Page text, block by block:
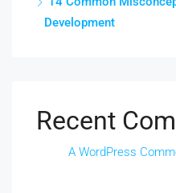
Development
Recent
A WordPress